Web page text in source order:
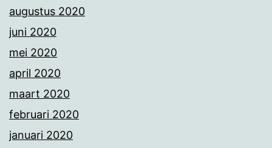
augustus 2020
juni 2020
mei 2020
april 2020
maart 2020
februari 2020
januari 2020